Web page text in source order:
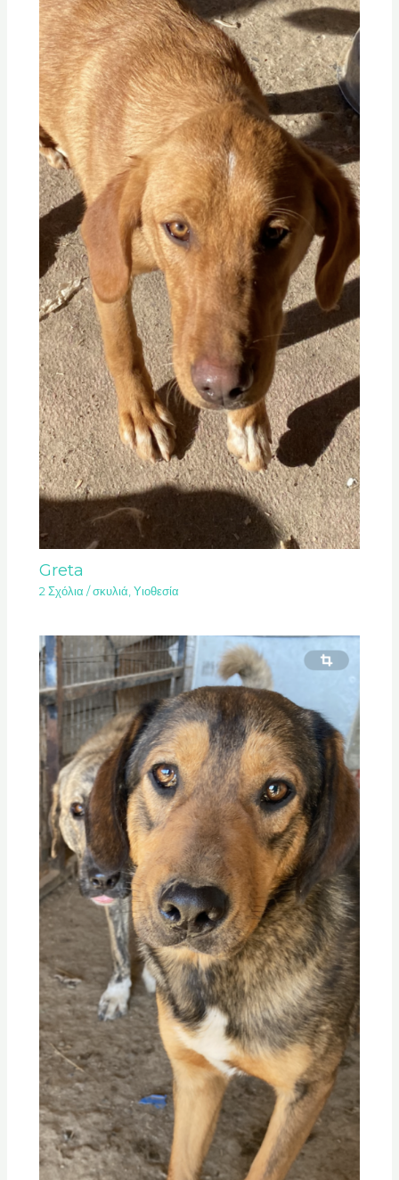
Greta
2 Σχόλια /σκυλιά,Υιοθεσία